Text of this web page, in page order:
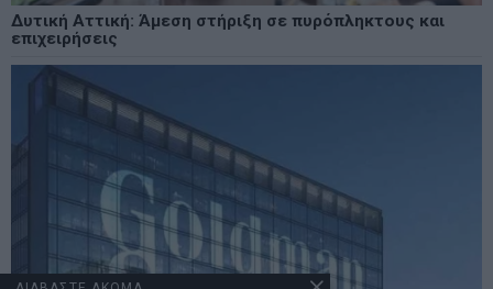
Δυτική Αττική: Άμεση στήριξη σε πυρόπληκτους και
επιχειρήσεις